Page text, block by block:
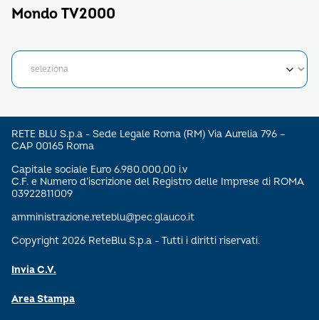
Mondo TV2000
RETE BLU S.p.a - Sede Legale Roma (RM) Via Aurelia 796 –
CAP 00165 Roma
Capitale sociale Euro 6.980.000,00 i.v
C.F. e Numero d’iscrizione del Registro delle Imprese di ROMA
03922811009
amministrazione.reteblu@pec.glauco.it
Copyright 2026 ReteBlu S.p.a - Tutti i diritti riservati.
Invia C.V.
Area Stampa